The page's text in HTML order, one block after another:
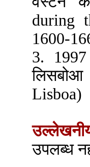
during
1600-
3. 1997
लिसबोआ
Lisboa)
उल्लेखनीय
उपलब्ध